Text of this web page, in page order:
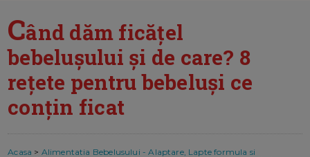
Când dăm ficățel
bebelușului și de care? 8
rețete pentru bebeluși ce
conțin ficat
Acasa > Alimentatia Bebelusului - Alaptare, Lapte formula si